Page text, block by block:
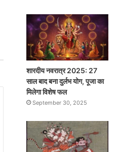
शारदीय नवरात्र 2025: 27
साल बाद बना दुर्लभ योग, पूजा का
मिलेगा विशेष फल
September 30, 2025